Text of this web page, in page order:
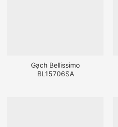
Gạch Bellissimo
BL15706SA